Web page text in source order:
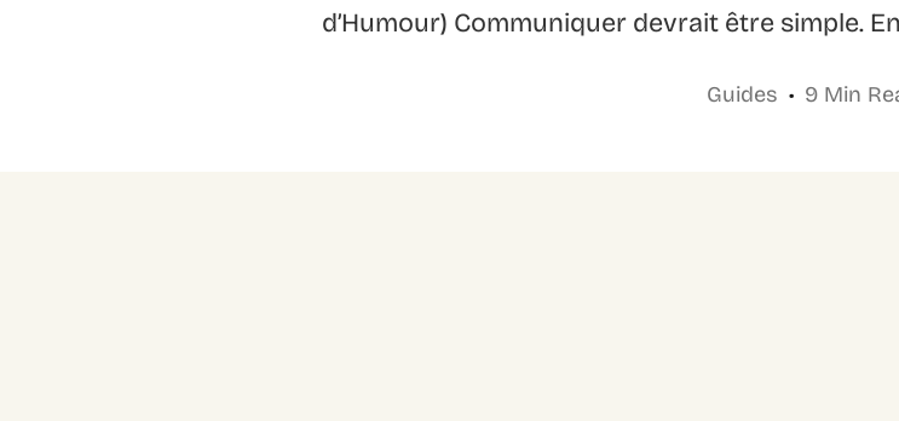
d’Humour) Communiquer devrait être simple.
Guides 9 Min